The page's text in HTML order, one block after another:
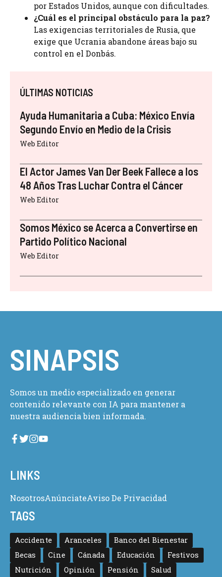
por Estados Unidos, aunque con dificultades.
¿Cuál es el principal obstáculo para la paz?
Las exigencias territoriales de Rusia, que
exige que Ucrania abandone áreas bajo su
control en el Donbás.
ÚLTIMAS NOTICIAS
Ayuda Humanitaria a Cuba: México Envía
Segundo Envío en Medio de la Crisis
Web Editor
El Actor James Van Der Beek Fallece a los
48 Años Tras Luchar Contra el Cáncer
Web Editor
Somos México se Acerca a Convertirse en
Partido Político Nacional
Web Editor
SINAPSIS
Somos un medio especializado en generar
contenido relevante con IA para mantener a
nuestra audiencia bien informada.
LINKS
NosotrosAnúnciateAviso De Privacidad
TAGS
Accidente Aranceles
Banco del Bienestar
Becas
Cine Cánada Educación
Festivos
Nutrición
Opinión Pensión Salud